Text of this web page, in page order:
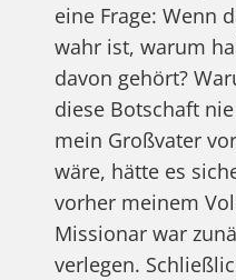
eine Frage: Wenn
wahr ist, warum
davon gehört?
diese Botschaft
mein Großvater
wäre, hätte es
vorher meinem
Missionar war
verlegen.